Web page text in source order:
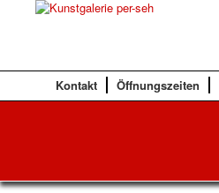
Kontakt Öffnungszeiten